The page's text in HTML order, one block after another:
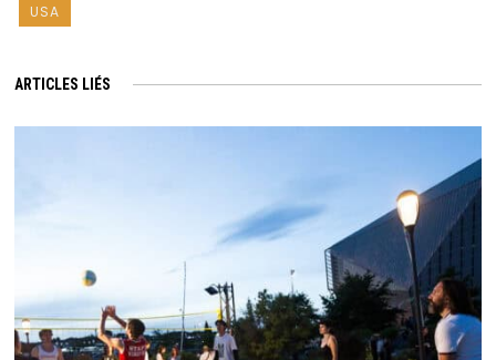
USA
ARTICLES LIÉS